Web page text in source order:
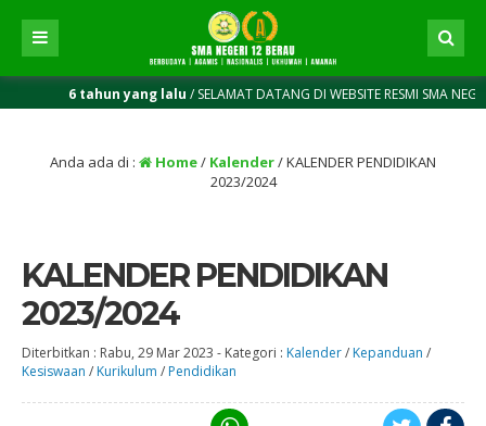
6 tahun yang lalu/ SELAMAT DATANG DI WEBSITE RESMI SMA NEGERI
Anda ada di : Home/ Kalender/KALENDER PENDIDIKAN
2023/2024
KALENDER PENDIDIKAN
2023/2024
Diterbitkan : Rabu, 29 Mar 2023 - Kategori : Kalender/ Kepanduan /
Kesiswaan / Kurikulum / Pendidikan